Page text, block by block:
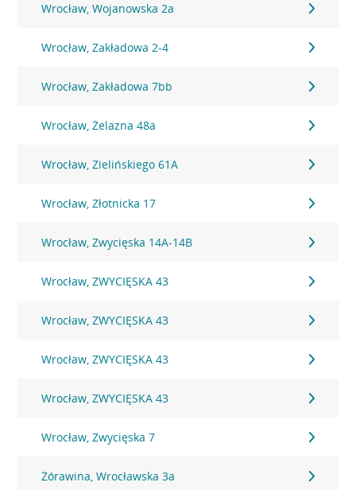
Wrocław, Wojanowska 2a
Wrocław, Zakładowa 2-4
Wrocław, Zakładowa 7bb
Wrocław, Żelazna 48a
Wrocław, Zielińskiego 61A
Wrocław, Złotnicka 17
Wrocław, Zwycięska 14A-14B
Wrocław, ZWYCIĘSKA 43
Wrocław, ZWYCIĘSKA 43
Wrocław, ZWYCIĘSKA 43
Wrocław, ZWYCIĘSKA 43
Wrocław, Zwycięska 7
Żórawina, Wrocławska 3a